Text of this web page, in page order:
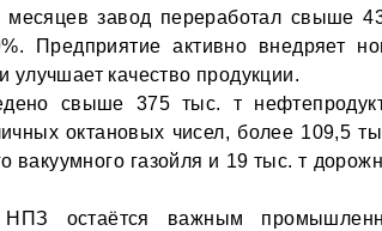
завод переработал свыше
Предприятие активно внедряет
улучшает качество продукции.
свыше 375 тыс. т
октановых чисел, более 109,5
вакуумного газойля и 19 тыс. т
НПЗ остаётся важным